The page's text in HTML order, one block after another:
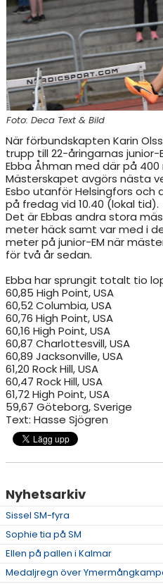
RESULTAT & STATISTIK
NIU BORÅS
MÅNADENS FRIIDROTTARE
Foto: Deca Text & Bild
När förbundskapten Karin
trupp till 22-åringarnas junior-
Ebba Åhman med där på
Mästerskapet avgörs nästa
Esbo utanför Helsingfors och
på fredag vid 10.40 (lokal tid).
Det är Ebbas andra stora
meter häck samt var med i
meter på junior-EM när
för två år sedan.
Ebba har sprungit totalt tio
60,85 High Point, USA
60,52 Columbia, USA
60,76 High Point, USA
60,16 High Point, USA
60,87 Charlottesvill, USA
60,89 Jacksonville, USA
61,20 Rock Hill, USA
60,47 Rock Hill, USA
61,72 High Point, USA
59,67 Göteborg, Sverige
Text: Hasse Sjögren
Nyhetsarkiv
Sissel SM-fyra
Sophie tia på SM
Ellen på pallen i Kalmar
Medaljregn över